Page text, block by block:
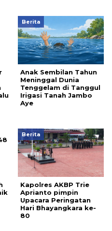
Berita
Anak Sembilan Tahun
Meninggal Dunia
Tenggelam di Tanggul
Irigasi Tanah Jambo
Aye
Berita
Kapolres AKBP Trie
Aprianto pimpin
Upacara Peringatan
Hari Bhayangkara ke-
80